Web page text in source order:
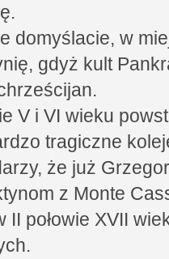
domyślacie, w
gdyż kult
V i VI wieku
tragiczne
że już
z Monte
połowie XVII